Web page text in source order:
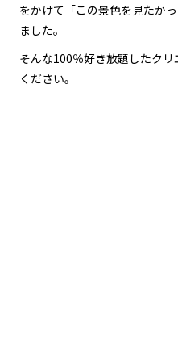
をかけて「この景色を見たか
ました。
そんな100％好き放題したク
ください。